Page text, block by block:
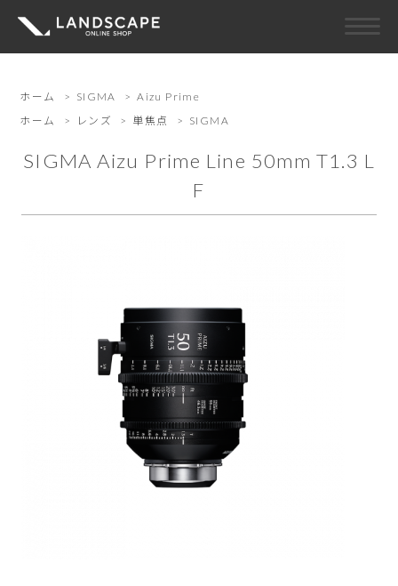
ホーム > SIGMA > Aizu Prime
ホーム
> レンズ > 単焦点 > SIGMA
SIGMA Aizu Prime Line 50mm T1.3 L
F